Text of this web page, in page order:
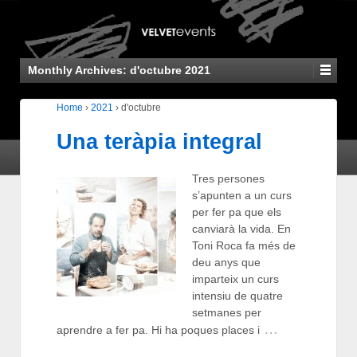
Monthly Archives: d'octubre 2021
Home › 2021 › d'octubre
Una teràpia integral
Tres persones
s’apunten a un curs
per fer pa que els
canviarà la vida. En
Toni Roca fa més de
deu anys que
imparteix un curs
intensiu de quatre
setmanes per
aprendre a fer pa. Hi ha poques places i …